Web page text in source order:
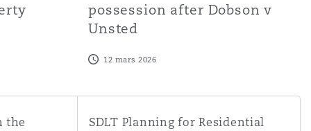
possession after Dobson v
Unsted
12 mars 2026
the
SDLT Planning for Residential